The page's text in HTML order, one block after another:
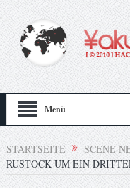
Menü
STARTSEITE SCENE
RUSTOCK UM EIN